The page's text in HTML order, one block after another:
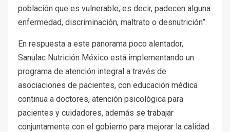
población que es vulnerable, es decir, padecen alguna
enfermedad, discriminación, maltrato o desnutrición”.
En respuesta a este panorama poco alentador,
Sanulac Nutrición México está implementando un
programa de atención integral a través de
asociaciones de pacientes, con educación médica
continua a doctores, atención psicológica para
pacientes y cuidadores, además se trabajar
conjuntamente con el gobierno para mejorar la calidad